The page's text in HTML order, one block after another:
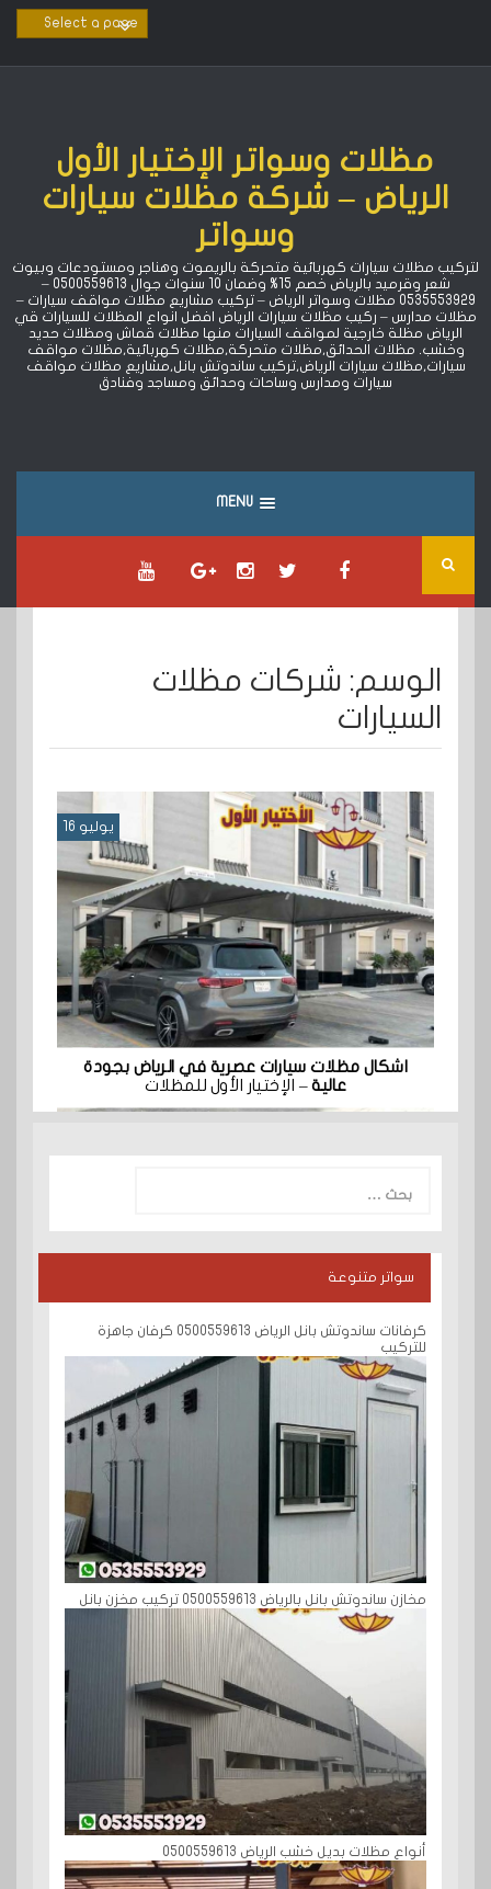
مظلات وسواتر الإختيار الأول
الرياض – شركة مظلات سيارات
وسواتر
لتركيب مظلات سيارات كهربائية متحركة بالريموت وهناجر ومستودعات وبيوت
شعر وقرميد بالرياض خصم 15% ‏وضمان 10 سنوات جوال 0500559613 –
0535553929 مظلات وسواتر الرياض – تركيب مشاريع مظلات مواقف سيارات –
مظلات مدارس – ركيب مظلات سيارات الرياض افضل انواع المظلات للسيارات قي
الرياض مظلة خارجية لمواقف السيارات منها مظلات قماش ومظلات حديد
وخشب. مظلات الحدائق,مظلات متحركة,مظلات كهربائية,مظلات مواقف
سيارات,مظلات سيارات الرياض,تركيب ساندوتش بانل,مشاريع مظلات مواقف
سيارات ومدارس وساحات وحدائق ومساجد وفنادق
MENU
الوسم: شركات مظلات
السيارات
يوليو 16
اشكال مظلات سيارات عصرية في الرياض بجودة
عالية– الإختيار الأول للمظلات
عن:
سواتر متنوعة
كرفانات ساندوتش بانل الرياض 0500559613 كرفان جاهزة
للتركيب
مخازن ساندوتش بانل بالرياض 0500559613 تركيب مخزن بانل
أنواع مظلات بديل خشب الرياض 0500559613